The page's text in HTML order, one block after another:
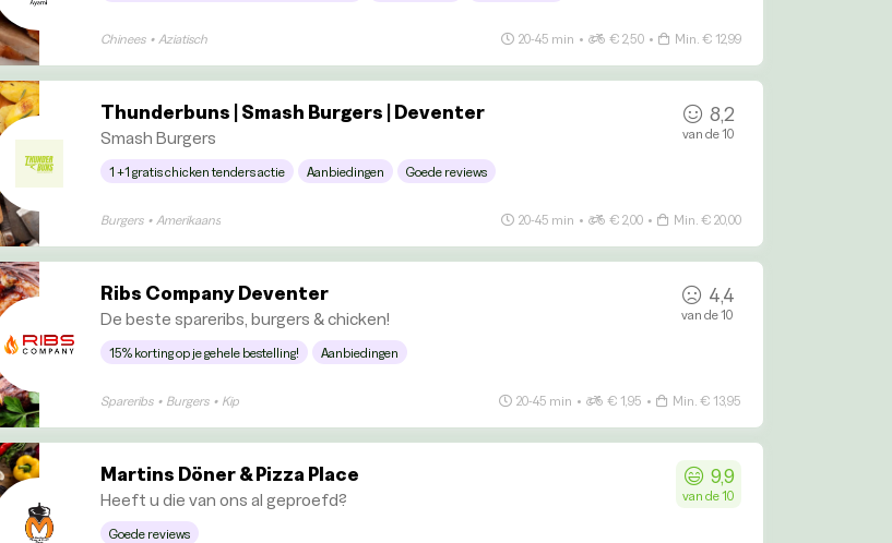
Chinees • Aziatisch 20-45 min • € 2,50 • Min. € 12,99
Thunderbuns | Smash Burgers | Deventer
Smash Burgers
8,2
van de 10
1 +1 gratis chicken tenders actie Aanbiedingen Goede reviews
Burgers • Amerikaans 20-45 min • € 2,00 • Min. € 20,00
Ribs Company Deventer
De beste spareribs, burgers & chicken!
4,4
van de 10
15% korting op je gehele bestelling! Aanbiedingen
Spareribs • Burgers • Kip 20-45 min • € 1,95 • Min. € 13,95
Martins Döner & Pizza Place
Heeft u die van ons al geproefd?
9,9
van de 10
Goede reviews